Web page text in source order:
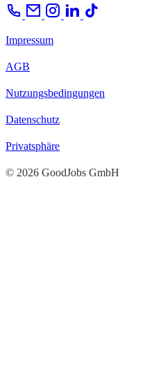
Impressum
AGB
Nutzungsbedingungen
Datenschutz
Privatsphäre
© 2026 GoodJobs GmbH